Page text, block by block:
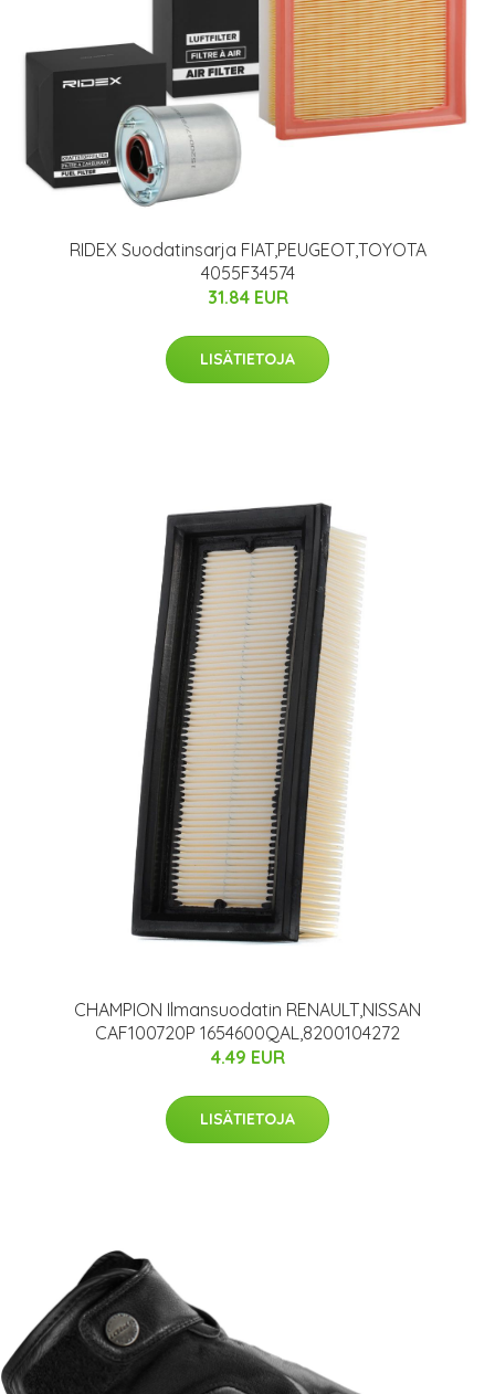
RIDEX Suodatinsarja FIAT,PEUGEOT,TOYOTA
4055F34574
31.84 EUR
LISÄTIETOJA
CHAMPION Ilmansuodatin RENAULT,NISSAN
CAF100720P 1654600QAL,8200104272
4.49 EUR
LISÄTIETOJA